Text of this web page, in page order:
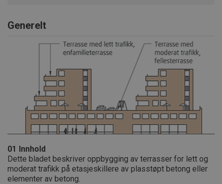
Generelt
01 Innhold
Dette bladet beskriver oppbygging av terrasser for lett og
moderat trafikk på etasjeskillere av plasstøpt betong eller
elementer av betong.